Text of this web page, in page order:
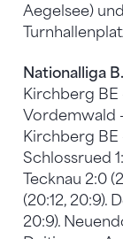
Aegelsee)
Nationalliga B.
Kirchberg BE
Vordemwald -
Kirchberg BE
Schlossrued
Tecknau 2:0
(20:12, 20:9).
20:9).